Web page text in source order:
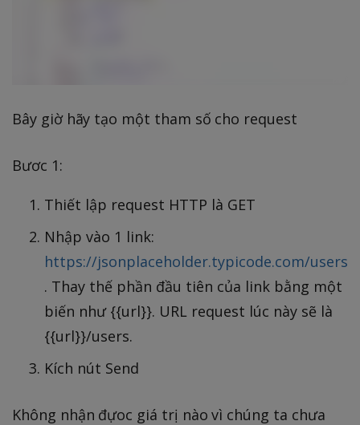
Bây giờ hãy tạo một tham số cho request
Bươc 1:
Thiết lập request HTTP là GET
Nhập vào 1 link:
https://jsonplaceholder.typicode.com/users
. Thay thế phần đầu tiên của link bằng một
biến như {{url}}. URL request lúc này sẽ là
{{url}}/users.
Kích nút Send
Không nhận đựoc giá trị nào vì chúng ta chưa